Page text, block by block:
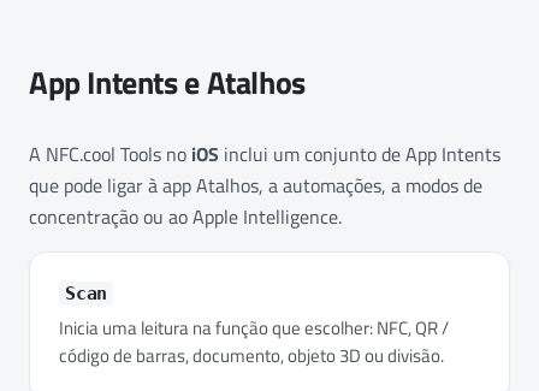
App Intents e Atalhos
A NFC.cool Tools no iOS inclui um conjunto de App Intents
que pode ligar à app Atalhos, a automações, a modos de
concentração ou ao Apple Intelligence.
Scan
Inicia uma leitura na função que escolher: NFC, QR /
código de barras, documento, objeto 3D ou divisão.